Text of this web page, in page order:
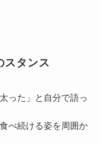
スタンス
った」と自分で語っ
べ続ける姿を周囲か